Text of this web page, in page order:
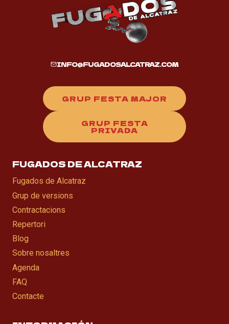
INFO@FUGADOSALCATRAZ.COM
GRUP FESTA MAJOR
GRUP FESTA
PRIVADA
FUGADOS DE ALCATRAZ
Fugados de Alcatraz
Grup de versions
Contractacions
Repertori
Blog
Sobre nosaltres
Agenda
FAQ
Contacte